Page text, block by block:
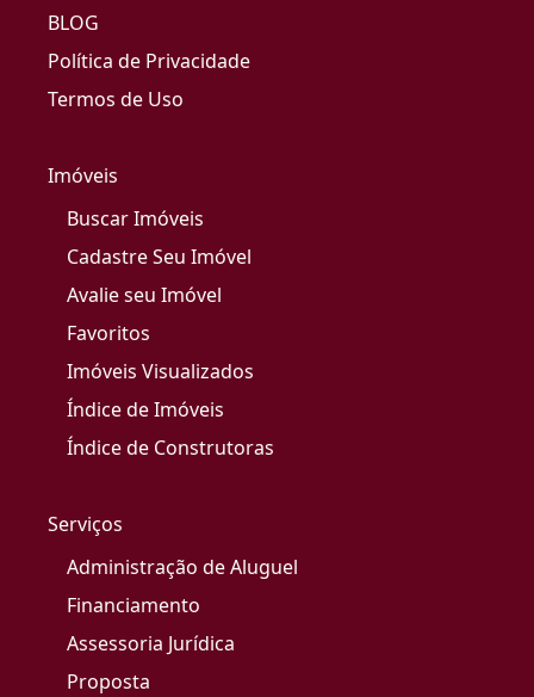
BLOG
Política de Privacidade
Termos de Uso
Imóveis
Buscar Imóveis
Cadastre Seu Imóvel
Avalie seu Imóvel
Favoritos
Imóveis Visualizados
Índice de Imóveis
Índice de Construtoras
Serviços
Administração de Aluguel
Financiamento
Assessoria Jurídica
Proposta